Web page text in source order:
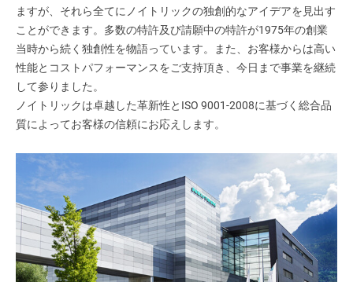
ますが、それら全てにノイトリックの独創的なアイデアを見出す
ことができます。多数の特許及び請願中の特許が1975年の創業
当時から続く独創性を物語っています。また、お客様からは高い
性能とコストパフォーマンスをご支持頂き、今日まで事業を継続
して参りました。
ノイトリックは卓越した革新性とISO 9001-2008に基づく総合品
質によってお客様の信頼にお応えします。